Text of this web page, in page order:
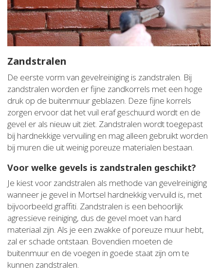
Zandstralen
De eerste vorm van gevelreiniging is zandstralen. Bij
zandstralen worden er fijne zandkorrels met een hoge
druk op de buitenmuur geblazen. Deze fijne korrels
zorgen ervoor dat het vuil eraf geschuurd wordt en de
gevel er als nieuw uit ziet. Zandstralen wordt toegepast
bij hardnekkige vervuiling en mag alleen gebruikt worden
bij muren die uit weinig poreuze materialen bestaan.
Voor welke gevels is zandstralen geschikt?
Je kiest voor zandstralen als methode van gevelreiniging
wanneer je gevel in Mortsel hardnekkig vervuild is, met
bijvoorbeeld graffiti. Zandstralen is een behoorlijk
agressieve reiniging, dus de gevel moet van hard
materiaal zijn. Als je een zwakke of poreuze muur hebt,
zal er schade ontstaan. Bovendien moeten de
buitenmuur en de voegen in goede staat zijn om te
kunnen zandstralen.